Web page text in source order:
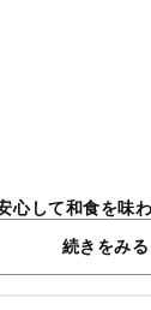
心して和食を味
続きをみる